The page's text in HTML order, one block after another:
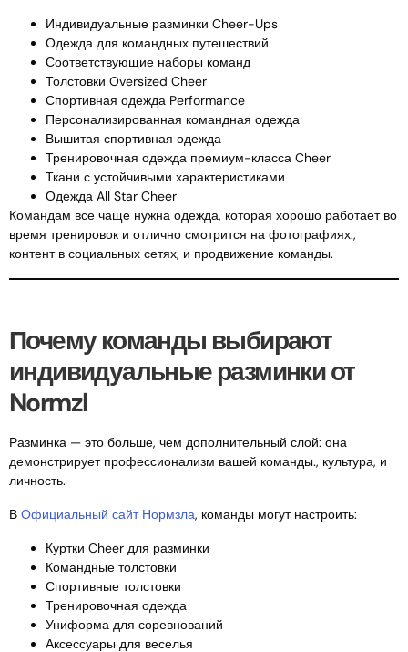
Индивидуальные разминки Cheer-Ups
Одежда для командных путешествий
Соответствующие наборы команд
Толстовки Oversized Cheer
Спортивная одежда Performance
Персонализированная командная одежда
Вышитая спортивная одежда
Тренировочная одежда премиум-класса Cheer
Ткани с устойчивыми характеристиками
Одежда All Star Cheer
Командам все чаще нужна одежда, которая хорошо работает во
время тренировок и отлично смотрится на фотографиях.,
контент в социальных сетях, и продвижение команды.
Почему команды выбирают
индивидуальные разминки от
Normzl
Разминка — это больше, чем дополнительный слой: она
демонстрирует профессионализм вашей команды., культура, и
личность.
В Официальный сайт Нормзла, команды могут настроить:
Куртки Cheer для разминки
Командные толстовки
Спортивные толстовки
Тренировочная одежда
Униформа для соревнований
Аксессуары для веселья